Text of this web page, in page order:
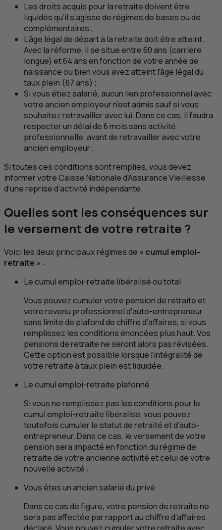
Les droits acquis pour la retraite doivent être
liquidés qu’il s’agisse de régimes de bases ou de
complémentaires ;
L’âge légal de départ à la retraite doit être atteint.
Avec la réforme, il se situe entre 60 ans (carrière
longue) et 64 ans en fonction de votre année de
naissance ou bien vous avez atteint l’âge légal du
taux plein (67 ans) ;
Si vous étiez salarié, aucun lien professionnel avec
votre ancien employeur n’est admis sauf si vous
souhaitez retravailler avec lui. Dans ce cas, il faudra
respecter un délai de 6 mois sans activité
professionnelle, avant de retravailler avec votre
ancien employeur ;
Si toutes ces conditions sont remplies, vous devez
informer votre Caisse Nationale d’Assurance Vieillesse
d’une reprise d’activité indépendante.
Quelles sont les conséquences sur
le versement de votre retraite ?
Voici les deux principaux régimes de « cumul emploi-
retraite » :
Le cumul emploi-retraite libéralisé ou total
Vous pouvez cumuler votre pension de retraite et
votre revenu professionnel d'auto-entrepreneur
sans limite de plafond de chiffre d’affaires, si vous
remplissez les conditions énoncées plus haut. Vos
pensions de retraite ne seront alors pas révisées.
Cette option est possible lorsque l’intégralité de
votre retraite à taux plein est liquidée.
Le cumul emploi-retraite plafonné
Si vous ne remplissez pas les conditions pour le
cumul emploi-retraite libéralisé, vous pouvez
toutefois cumuler le statut de retraité et d’auto-
entrepreneur. Dans ce cas, le versement de votre
pension sera impacté en fonction du régime de
retraite de votre ancienne activité et celui de votre
nouvelle activité :
Vous êtes un ancien salarié du privé
Dans ce cas de figure, votre pension de retraite ne
sera pas affectée par rapport au chiffre d’affaires